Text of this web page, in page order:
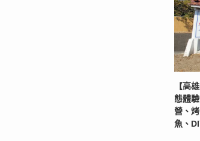
【高
態體
營、
魚、